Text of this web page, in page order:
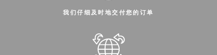
我们仔细及时地交付您的订单